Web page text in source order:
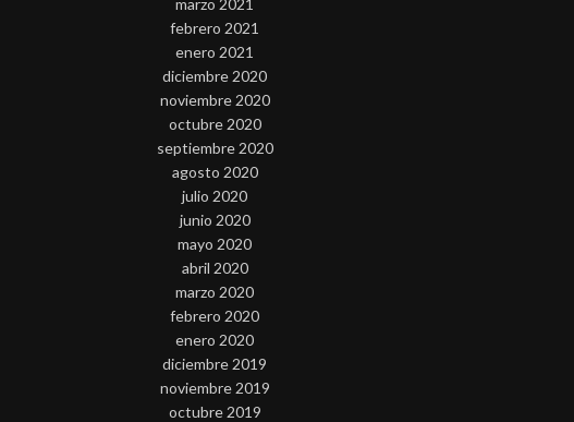
marzo 2021
febrero 2021
enero 2021
diciembre 2020
noviembre 2020
octubre 2020
septiembre 2020
agosto 2020
julio 2020
junio 2020
mayo 2020
abril 2020
marzo 2020
febrero 2020
enero 2020
diciembre 2019
noviembre 2019
octubre 2019